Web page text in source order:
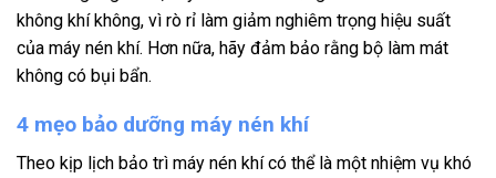
không khí không, vì rò rỉ làm giảm nghiêm trọng hiệu suất
của máy nén khí. Hơn nữa, hãy đảm bảo rằng bộ làm mát
không có bụi bẩn.
4 mẹo bảo dưỡng máy nén khí
Theo kịp lịch bảo trì máy nén khí có thể là một nhiệm vụ khó